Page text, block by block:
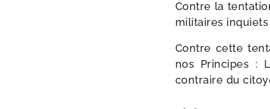
Contre la
mili­taires
Contre cette
nos Principes :
contraire du